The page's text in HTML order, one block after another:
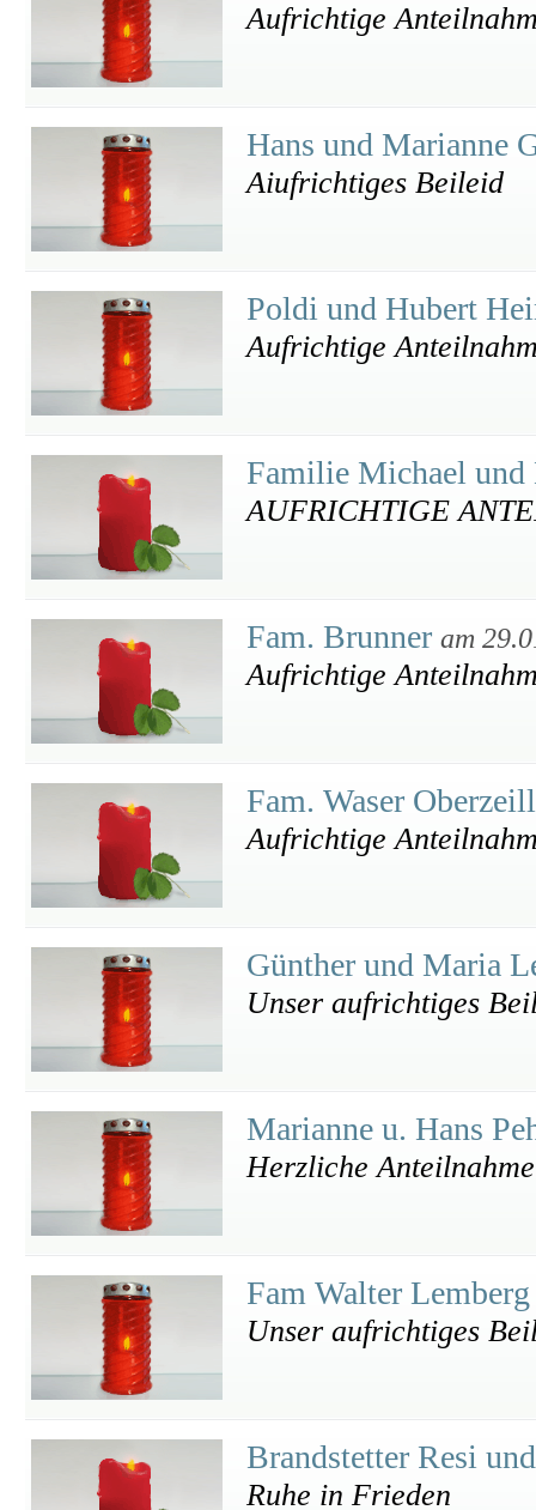
Aufrichtige
Hans und Marianne
Aiufrichtiges Beileid
Poldi und Hubert
Aufrichtige
Familie Michael
AUFRICHTIGE
Fam. Brunner am
Aufrichtige
Fam. Waser
Aufrichtige
Günther und Maria
Unser aufrichtiges
Marianne u. Hans
Herzliche Anteilnahme
Fam Walter
Unser aufrichtiges
Brandstetter Resi
Ruhe in Frieden